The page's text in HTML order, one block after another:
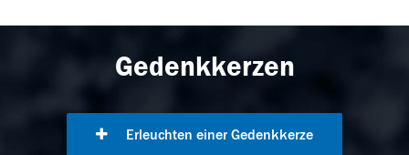
Gedenkkerzen
Erleuchten einer Gedenkkerze